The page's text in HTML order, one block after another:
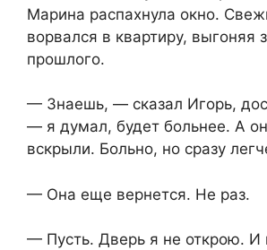
Марина распахнула окно.
ворвался в квартиру, выгоняя
прошлого.
— Знаешь, — сказал Игорь,
— я думал, будет больнее. А
вскрыли. Больно, но сразу
— Она еще вернется. Не раз.
— Пусть. Дверь я не открою. И